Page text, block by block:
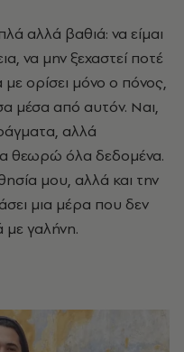
αλλά βαθιά: να είμαι
να μην ξεχαστεί ποτέ
ορίσει μόνο ο πόνος,
μέσα από αυτόν. Ναι,
αλλά
θεωρώ όλα δεδομένα.
μου, αλλά και την
μια μέρα που δεν
γαλήνη.